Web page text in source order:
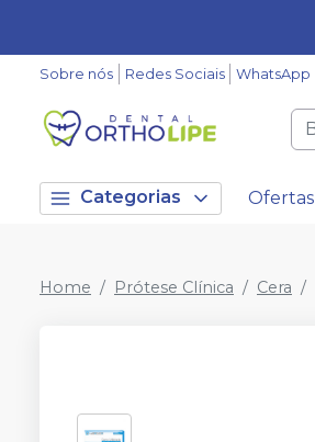
Sobre nós Redes Sociais WhatsApp
Categorias Ofertas
Home Prótese Clínica Cera